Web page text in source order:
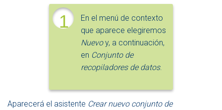
1
En el menú de contexto
que aparece elegiremos
Nuevoy, a continuación,
en Conjunto de
recopiladores de datos.
Aparecerá el asistente Crear nuevo conjunto de